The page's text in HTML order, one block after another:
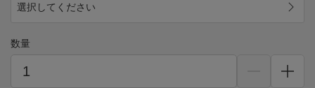
選択してください
数量